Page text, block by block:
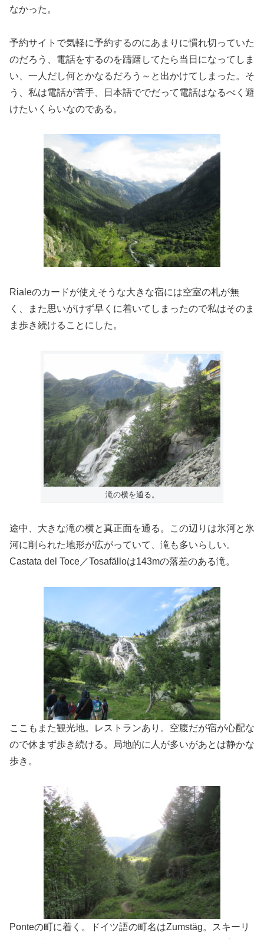
なかった。
予約サイトで気軽に予約するのにあまりに慣れ切っていた
のだろう、電話をするのを躊躇してたら当日になってしま
い、一人だし何とかなるだろう～と出かけてしまった。そ
う、私は電話が苦手、日本語ででだって電話はなるべく避
けたいくらいなのである。
Rialeのカードが使えそうな大きな宿には空室の札が無
く、また思いがけず早くに着いてしまったので私はそのま
ま歩き続けることにした。
滝の横を通る。
途中、大きな滝の横と真正面を通る。この辺りは氷河と氷
河に削られた地形が広がっていて、滝も多いらしい。
Castata del Toce／Tosafälloは143mの落差のある滝。
ここもまた観光地。レストランあり。空腹だが宿が心配な
ので休まず歩き続ける。局地的に人が多いがあとは静かな
歩き。
Ponteの町に着く。ドイツ語の町名はZumstäg。スキーリ